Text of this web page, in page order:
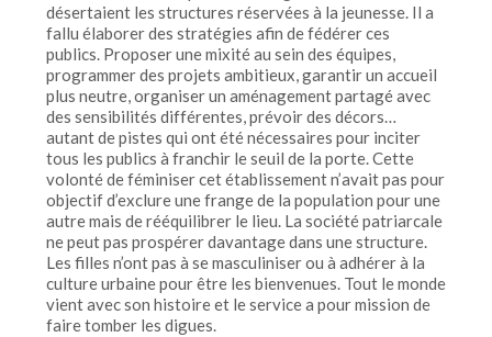
désertaient les structures réservées à la jeunesse. Il a
fallu élaborer des stratégies afin de fédérer ces
publics. Proposer une mixité au sein des équipes,
programmer des projets ambitieux, garantir un accueil
plus neutre, organiser un aménagement partagé avec
des sensibilités différentes, prévoir des décors…
autant de pistes qui ont été nécessaires pour inciter
tous les publics à franchir le seuil de la porte. Cette
volonté de féminiser cet établissement n’avait pas pour
objectif d’exclure une frange de la population pour une
autre mais de rééquilibrer le lieu. La société patriarcale
ne peut pas prospérer davantage dans une structure.
Les filles n’ont pas à se masculiniser ou à adhérer à la
culture urbaine pour être les bienvenues. Tout le monde
vient avec son histoire et le service a pour mission de
faire tomber les digues.